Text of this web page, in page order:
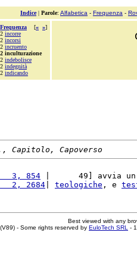
Indice| Parole: Alfabetica - Frequenza -
Frequenza [« »]
2 incorre
2 incorsi
2 incruento
2 inculturazione
2 indebolisce
2 indegnità
2 indicando
Capitolo, Capoverso
3, 854
|      49] avvia
2, 2684
teologiche , e
Best viewed with any
- Some rights reserved by EuloTech SRL -